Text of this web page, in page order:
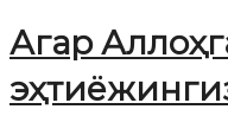
Агар